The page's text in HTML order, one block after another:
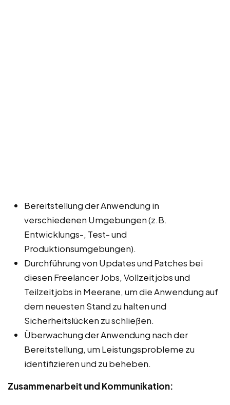
Bereitstellung der Anwendung in
verschiedenen Umgebungen (z.B.
Entwicklungs-, Test- und
Produktionsumgebungen).
Durchführung von Updates und Patches bei
diesen Freelancer Jobs, Vollzeitjobs und
Teilzeitjobs in Meerane, um die Anwendung auf
dem neuesten Stand zu halten und
Sicherheitslücken zu schließen.
Überwachung der Anwendung nach der
Bereitstellung, um Leistungsprobleme zu
identifizieren und zu beheben.
Zusammenarbeit und Kommunikation: